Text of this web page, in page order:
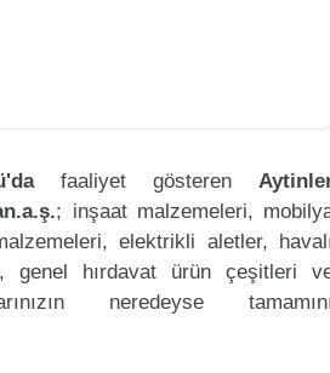
faaliyet gösteren
; inşaat malzemeleri,
elektrikli aletler,
genel hırdavat ürün çeşitleri
neredeyse